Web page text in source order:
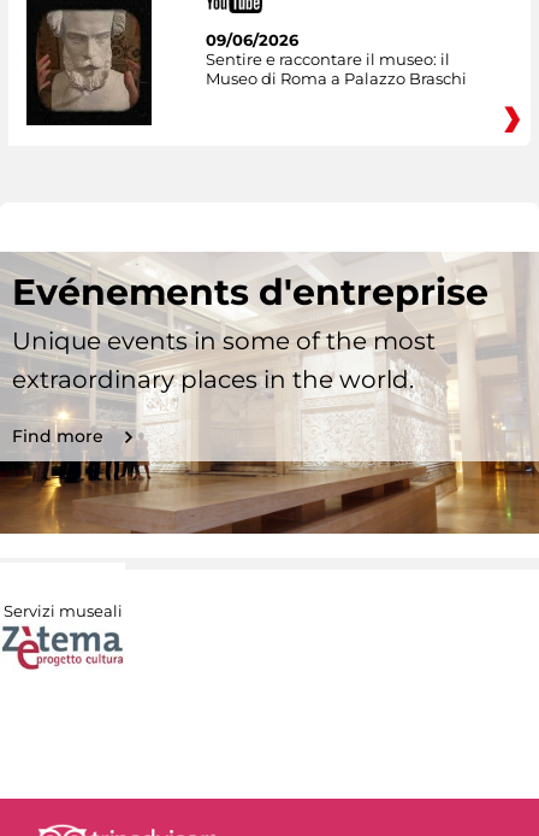
09/06/2026
Sentire e raccontare il museo: il
Museo di Roma a Palazzo Braschi
Evénements d'entreprise
Unique events in some of the most
extraordinary places in the world.
Find more
Servizi museali